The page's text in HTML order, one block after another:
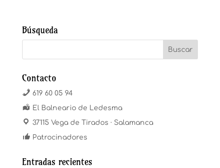
Búsqueda
Contacto
619 60 05 94
El Balneario de Ledesma
37115 Vega de Tirados · Salamanca
Patrocinadores
Entradas recientes